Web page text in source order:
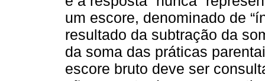
um escore, denominado de
resultado da subtração da
da soma das práticas
escore bruto deve ser